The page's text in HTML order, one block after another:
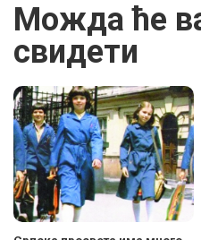
Можда ће
свидети